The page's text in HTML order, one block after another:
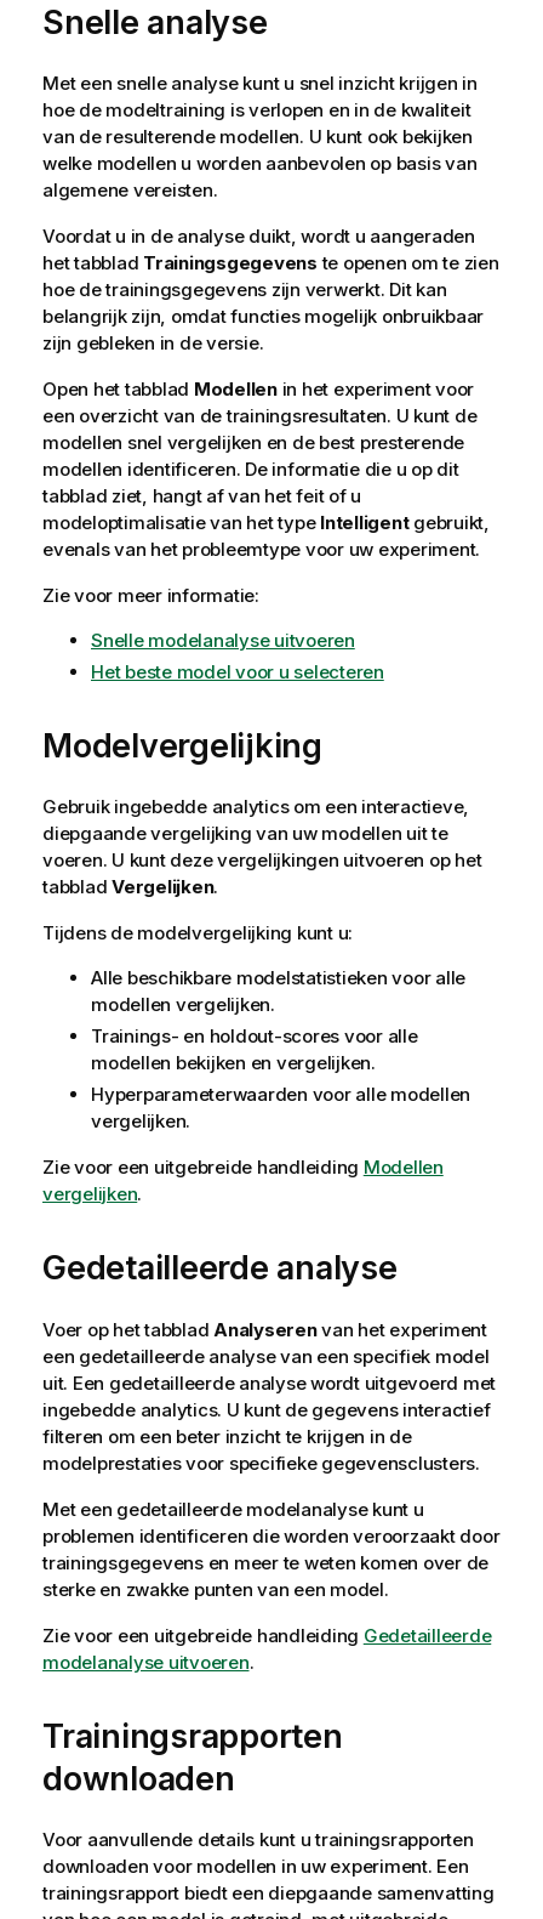
Snelle analyse
Met een snelle analyse kunt u snel inzicht krijgen in
hoe de modeltraining is verlopen en in de kwaliteit
van de resulterende modellen. U kunt ook bekijken
welke modellen u worden aanbevolen op basis van
algemene vereisten.
Voordat u in de analyse duikt, wordt u aangeraden
het tabblad Trainingsgegevens te openen om te zien
hoe de trainingsgegevens zijn verwerkt. Dit kan
belangrijk zijn, omdat functies mogelijk onbruikbaar
zijn gebleken in de versie.
Open het tabblad Modellenin het experiment voor
een overzicht van de trainingsresultaten. U kunt de
modellen snel vergelijken en de best presterende
modellen identificeren. De informatie die u op dit
tabblad ziet, hangt af van het feit of u
modeloptimalisatie van het type Intelligentgebruikt,
evenals van het probleemtype voor uw experiment.
Zie voor meer informatie:
Snelle modelanalyse uitvoeren
Het beste model voor u selecteren
Modelvergelijking
Gebruik ingebedde analytics om een interactieve,
diepgaande vergelijking van uw modellen uit te
voeren. U kunt deze vergelijkingen uitvoeren op het
tabblad Vergelijken.
Tijdens de modelvergelijking kunt u:
Alle beschikbare modelstatistieken voor alle
modellen vergelijken.
Trainings- en holdout-scores voor alle
modellen bekijken en vergelijken.
Hyperparameterwaarden voor alle modellen
vergelijken.
Zie voor een uitgebreide handleiding Modellen
vergelijken.
Gedetailleerde analyse
Voer op het tabblad Analyserenvan het experiment
een gedetailleerde analyse van een specifiek model
uit. Een gedetailleerde analyse wordt uitgevoerd met
ingebedde analytics. U kunt de gegevens interactief
filteren om een beter inzicht te krijgen in de
modelprestaties voor specifieke gegevensclusters.
Met een gedetailleerde modelanalyse kunt u
problemen identificeren die worden veroorzaakt door
trainingsgegevens en meer te weten komen over de
sterke en zwakke punten van een model.
Zie voor een uitgebreide handleiding Gedetailleerde
modelanalyse uitvoeren.
Trainingsrapporten
downloaden
Voor aanvullende details kunt u trainingsrapporten
downloaden voor modellen in uw experiment. Een
trainingsrapport biedt een diepgaande samenvatting